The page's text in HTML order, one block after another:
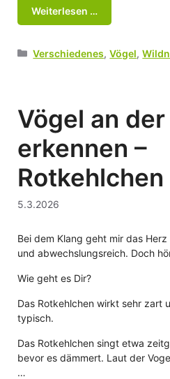
Weiterlesen …
Kategorien
Verschiedenes,Vögel,
Vögel an
erkennen –
Rotkehlchen
5.3.2026
Bei dem Klang geht mir das
und abwechslungsreich. Doch
Wie geht es Dir?
Das Rotkehlchen wirkt sehr zart
typisch.
Das Rotkehlchen singt etwa
bevor es dämmert. Laut der
…